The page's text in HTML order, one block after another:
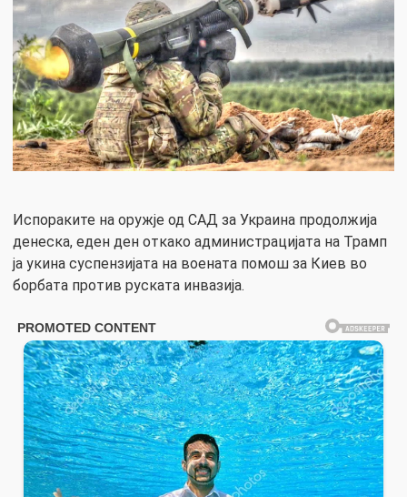
Испораките на оружје од САД за Украина продолжија
денеска, еден ден откако администрацијата на Трамп
ја укина суспензијата на воената помош за Киев во
борбата против руската инвазија.